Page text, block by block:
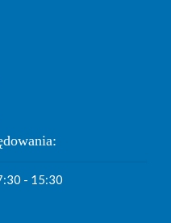
- 15:30